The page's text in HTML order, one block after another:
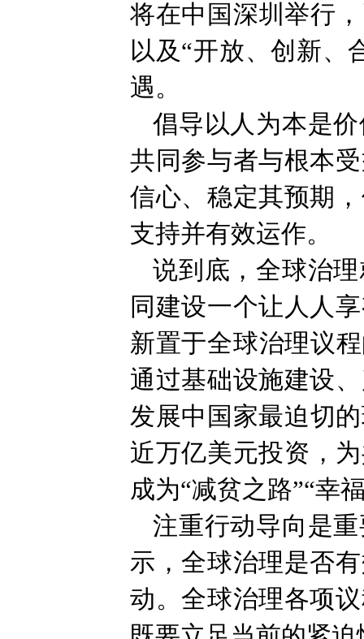
将在中国深圳举行
以及“开放、创新、
遇。
倡导以人为本是
共同参与者与根本
信心、稳定其预期
支持并有效运作。
说到底，全球治
同建设一个让人人
新置于全球治理议
通过基础设施建设
发展中国家最迫切
近万亿美元投资，
成为“减贫之路”“幸
注重行动导向是
示，全球治理是否
动。全球治理各项